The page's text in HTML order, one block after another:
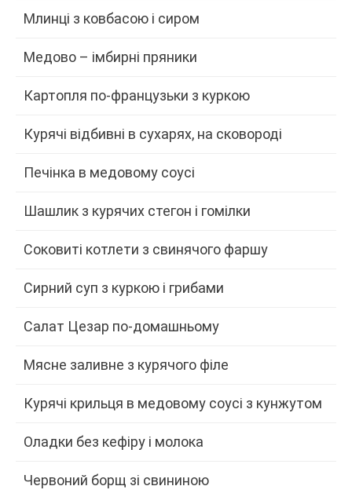
Млинці з ковбасою і сиром
Медово – імбирні пряники
Картопля по-французьки з куркою
Курячі відбивні в сухарях, на сковороді
Печінка в медовому соусі
Шашлик з курячих стегон і гомілки
Соковиті котлети з свинячого фаршу
Сирний суп з куркою і грибами
Салат Цезар по-домашньому
Мясне заливне з курячого філе
Курячі крильця в медовому соусі з кунжутом
Оладки без кефіру і молока
Червоний борщ зі свининою